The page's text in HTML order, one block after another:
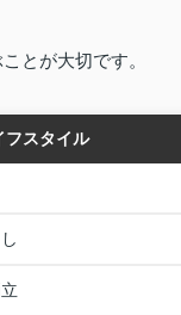
とが大切です。
フスタイル